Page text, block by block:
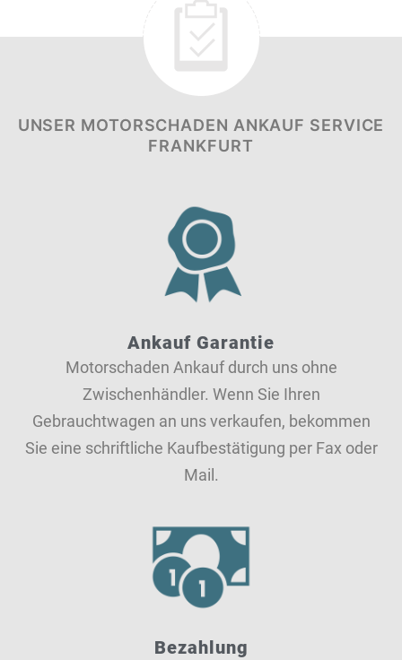
UNSER MOTORSCHADEN ANKAUF SERVICE
FRANKFURT
Ankauf Garantie
Motorschaden Ankauf durch uns ohne
Zwischenhändler. Wenn Sie Ihren
Gebrauchtwagen an uns verkaufen, bekommen
Sie eine schriftliche Kaufbestätigung per Fax oder
Mail.
Bezahlung